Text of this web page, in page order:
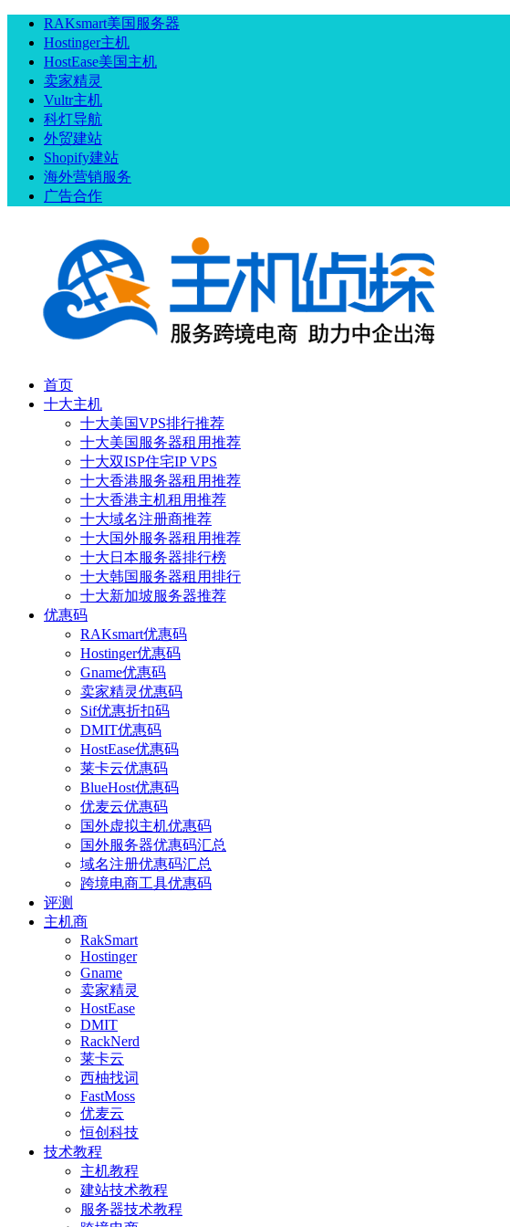
RAKsmart美国服务器
Hostinger主机
HostEase美国主机
卖家精灵
Vultr主机
科灯导航
外贸建站
Shopify建站
海外营销服务
广告合作
首页
十大主机
十大美国VPS排行推荐
十大美国服务器租用推荐
十大双ISP住宅IP VPS
十大香港服务器租用推荐
十大香港主机租用推荐
十大域名注册商推荐
十大国外服务器租用推荐
十大日本服务器排行榜
十大韩国服务器租用排行
十大新加坡服务器推荐
优惠码
RAKsmart优惠码
Hostinger优惠码
Gname优惠码
卖家精灵优惠码
Sif优惠折扣码
DMIT优惠码
HostEase优惠码
莱卡云优惠码
BlueHost优惠码
优麦云优惠码
国外虚拟主机优惠码
国外服务器优惠码汇总
域名注册优惠码汇总
跨境电商工具优惠码
评测
主机商
RakSmart
Hostinger
Gname
卖家精灵
HostEase
DMIT
RackNerd
莱卡云
西柚找词
FastMoss
优麦云
恒创科技
技术教程
主机教程
建站技术教程
服务器技术教程